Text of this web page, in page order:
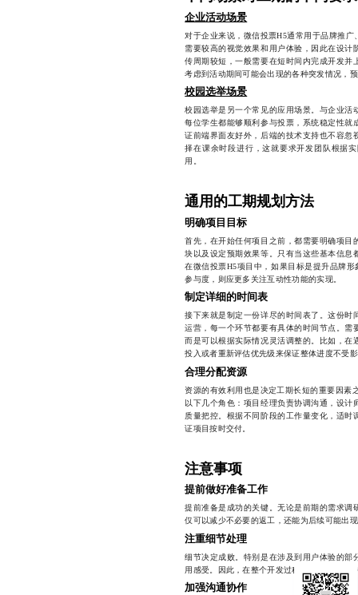
企业活动场景
对于企业来说，微信投票H5通常用于品牌推
需要较高的视觉效果和用户体验，因此在设
传周期较短，一般需要在短时间内完成开发
考虑到活动期间可能会出现的各种突发情况，
校园选举场景
校园选举是另一个常见的应用场景。与企业
每位学生都能够顺利参与投票，系统稳定性
证前端界面友好外，后端的技术支持也不容
择在课余时段进行，这就要求开发团队根据
用。
通用的工期规划方法
明确项目目标
首先，在开始任何项目之前，都需要明确项
块以及设定预期效果等。只有当这些基本信
在微信投票H5项目中，如果目标是提升品牌
参与度，则应更多关注互动性功能的实现。
制定详细的时间表
接下来就是制定一份详尽的时间表了。这份
运营，每一个环节都要有具体的时间节点。
而是可以根据实际情况灵活调整的。比如，
投入或者重新评估优先级来保证整体进度不受
合理分配资源
资源的有效利用也是决定工期长短的重要因素
以下几个角色：项目经理负责协调沟通，设
质量把控。根据不同阶段的工作量变化，适
证项目按时交付。
注意事项
提前做好准备工作
提前准备是成功的关键。无论是前期的需求
仅可以减少不必要的返工，还能为后续可能出
注重细节处理
细节决定成败。特别是在涉及到用户体验的
用感受。因此，在整个开发过程中，始终要保
加强沟通协作